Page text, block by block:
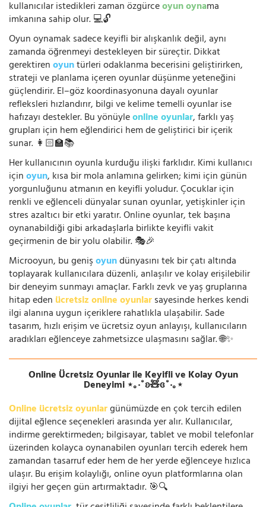
kullanıcılar istedikleri zaman özgürceoyun oynama
imkanına sahip olur. 💻🔓
Oyun oynamak sadece keyifli bir alışkanlık değil, aynı
zamanda öğrenmeyi destekleyen bir süreçtir. Dikkat
gerektirenoyuntürleri odaklanma becerisini geliştirirken,
strateji ve planlama içeren oyunlar düşünme yeteneğini
güçlendirir. El–göz koordinasyonuna dayalı oyunlar
refleksleri hızlandırır, bilgi ve kelime temelli oyunlar ise
hafızayı destekler. Bu yönüyleonline oyunlar, farklı yaş
grupları için hem eğlendirici hem de geliştirici bir içerik
sunar. 👩🏻‍🏫📚
Her kullanıcının oyunla kurduğu ilişki farklıdır. Kimi kullanıcı
içinoyun, kısa bir mola anlamına gelirken; kimi için günün
yorgunluğunu atmanın en keyifli yoludur. Çocuklar için
renkli ve eğlenceli dünyalar sunan oyunlar, yetişkinler için
stres azaltıcı bir etki yaratır. Online oyunlar, tek başına
oynanabildiği gibi arkadaşlarla birlikte keyifli vakit
geçirmenin de bir yolu olabilir. 🎭🎉
Microoyun, bu genişoyundünyasını tek bir çatı altında
toplayarak kullanıcılara düzenli, anlaşılır ve kolay erişilebilir
bir deneyim sunmayı amaçlar. Farklı zevk ve yaş gruplarına
hitap eden ücretsiz online oyunlarsayesinde herkes kendi
ilgi alanına uygun içeriklere rahatlıkla ulaşabilir. Sade
tasarım, hızlı erişim ve ücretsiz oyun anlayışı, kullanıcıların
aradıkları eğlenceye zahmetsizce ulaşmasını sağlar. 🌐✨
Online Ücretsiz Oyunlar ile Keyifli ve Kolay Oyun
Deneyimi ⋆｡‧˚ʚ🧸ɞ˚‧｡⋆
Online ücretsiz oyunlargünümüzde en çok tercih edilen
dijital eğlence seçenekleri arasında yer alır. Kullanıcılar,
indirme gerektirmeden; bilgisayar, tablet ve mobil telefonlar
üzerinden kolayca oynanabilen oyunları tercih ederek hem
zamandan tasarruf eder hem de her yerde eğlenceye hızlıca
ulaşır. Bu erişim kolaylığı, online oyun platformlarına olan
ilgiyi her geçen gün artırmaktadır. 🎯🔍